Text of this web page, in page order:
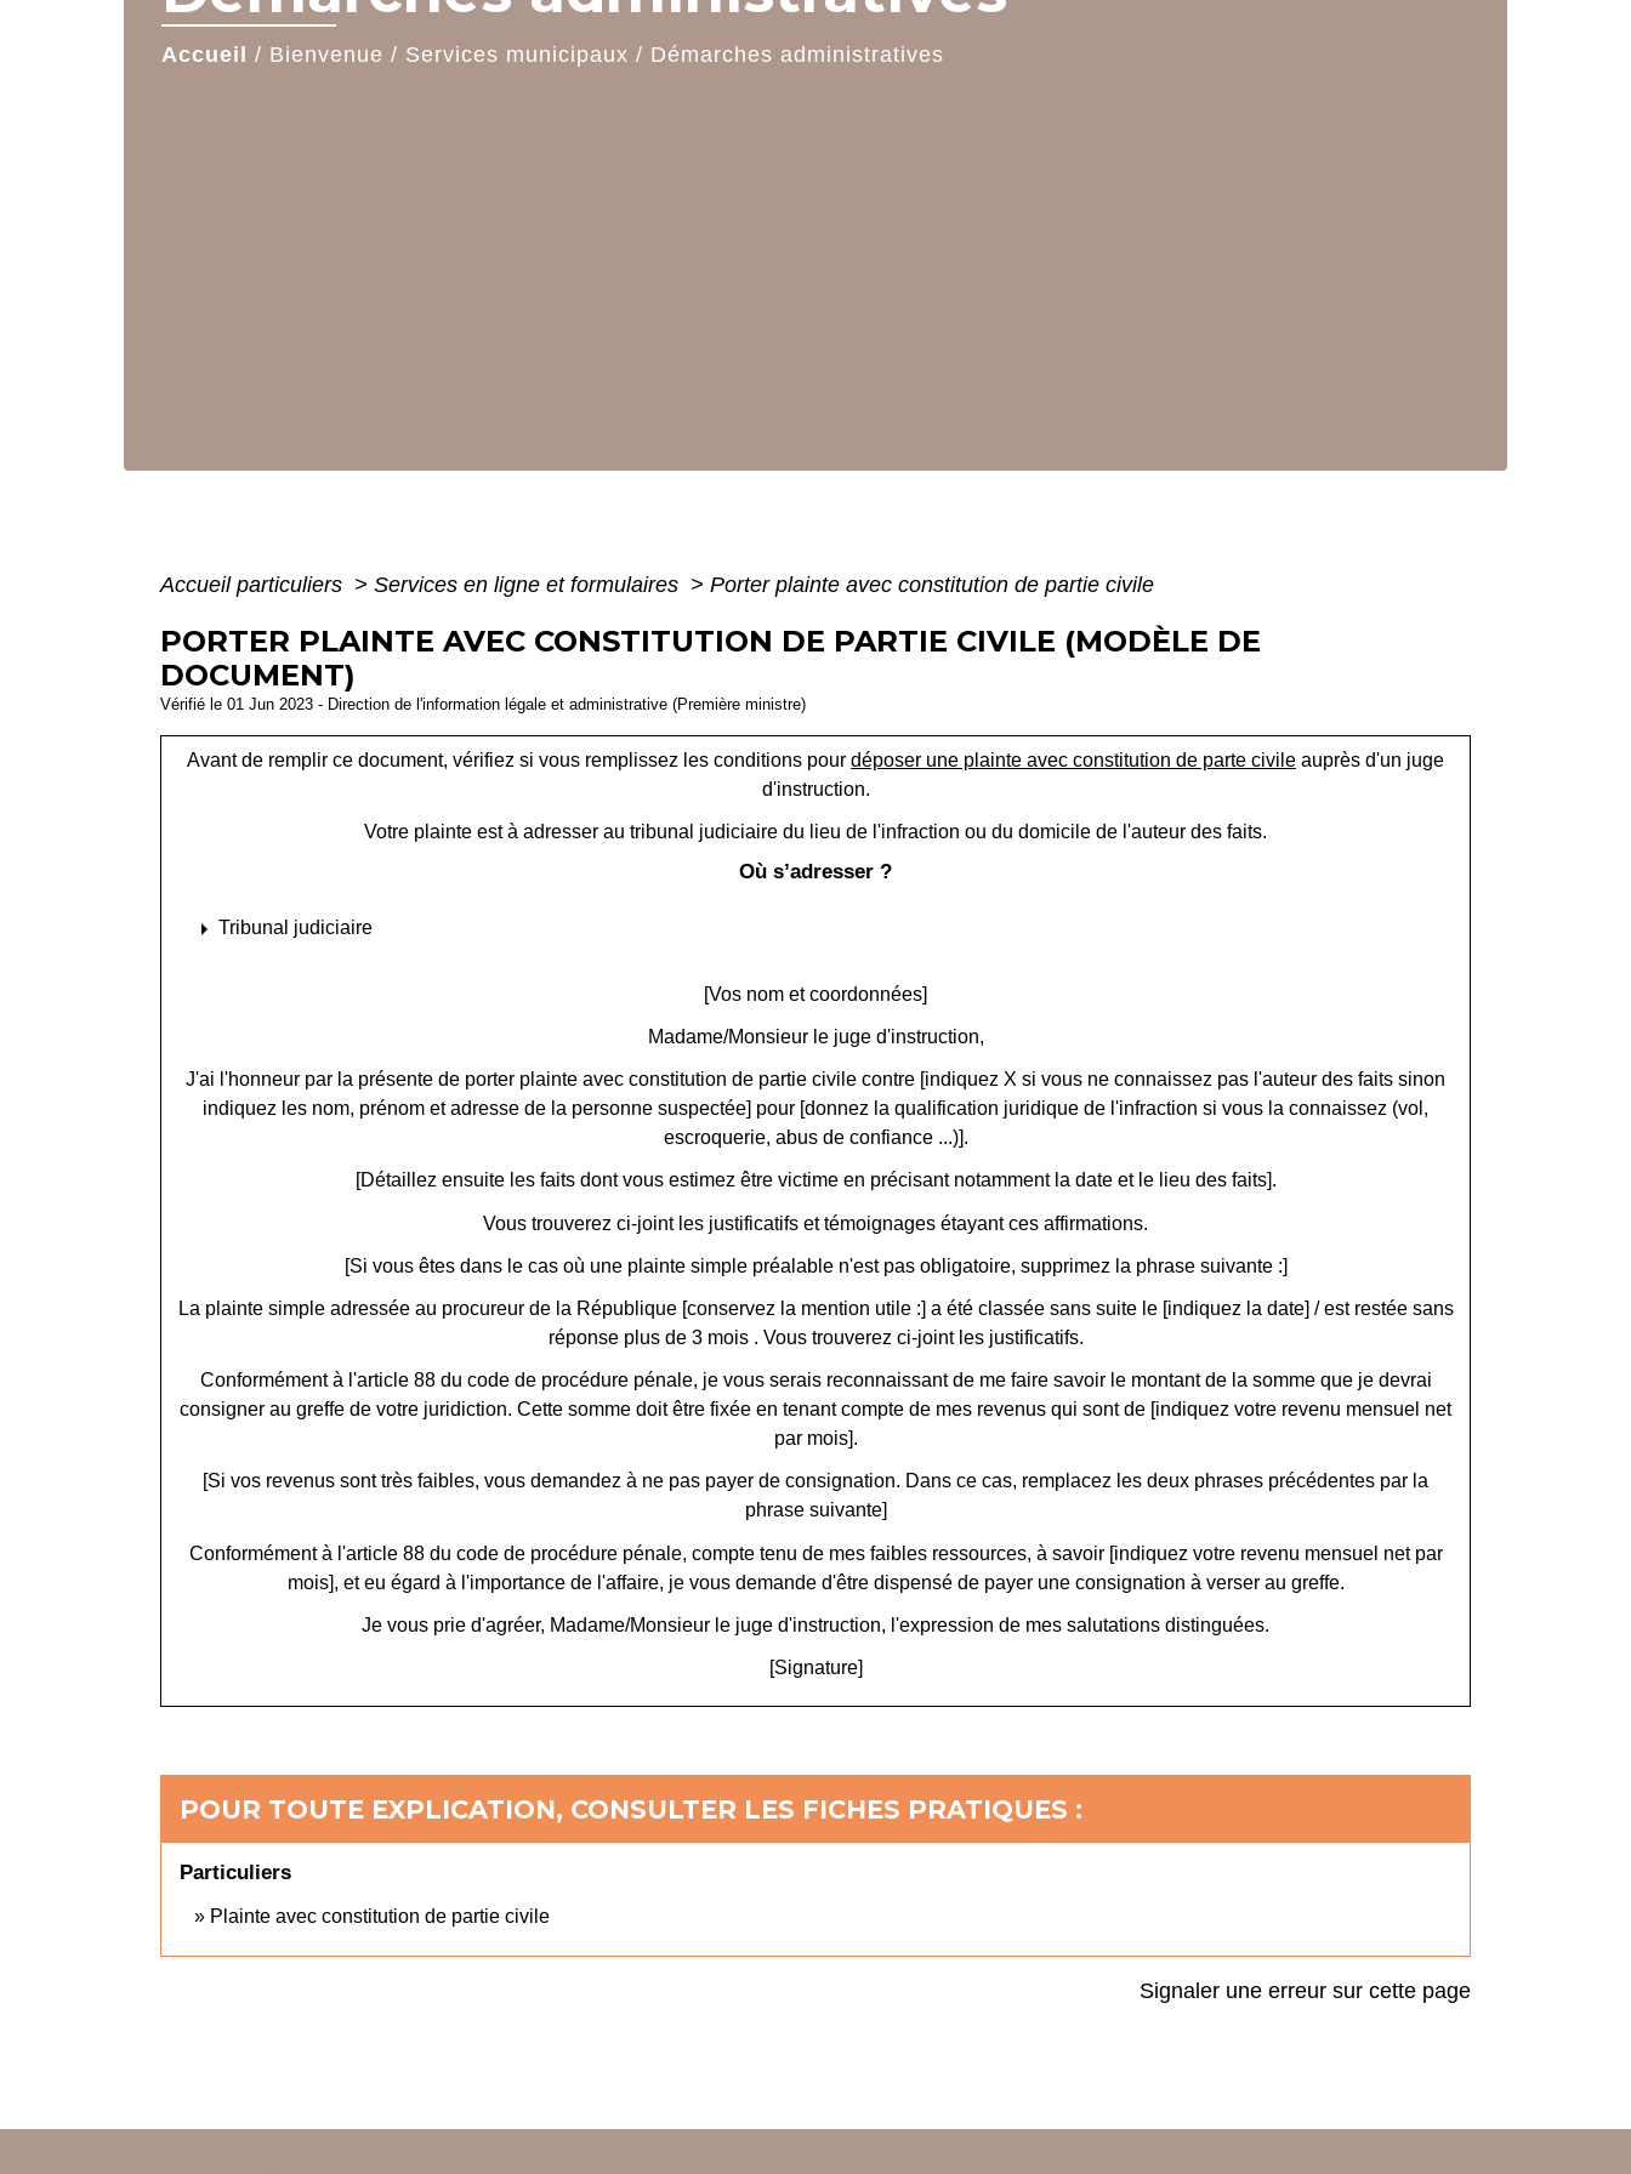
Accueil / Bienvenue / Services municipaux / Démarches administratives
Accueil particuliers > Services en ligne et formulaires > Porter plainte avec constitution de partie civile
PORTER PLAINTE AVEC CONSTITUTION DE PARTIE CIVILE (MODÈLE DE
DOCUMENT)
Vérifié le 01 Jun 2023 - Direction de l'information légale et administrative (Première ministre)
Avant de remplir ce document, vérifiez si vous remplissez les conditions pour déposer une plainte avec constitution de parte civile auprès d'un juge
d'instruction.
Votre plainte est à adresser au tribunal judiciaire du lieu de l'infraction ou du domicile de l'auteur des faits.
Où s’adresser ?
arrow_right Tribunal judiciaire
[Vos nom et coordonnées]
Madame/Monsieur le juge d'instruction,
J'ai l'honneur par la présente de porter plainte avec constitution de partie civile contre [indiquez X si vous ne connaissez pas l'auteur des faits sinon
indiquez les nom, prénom et adresse de la personne suspectée] pour [donnez la qualification juridique de l'infraction si vous la connaissez (vol,
escroquerie, abus de confiance ...)].
[Détaillez ensuite les faits dont vous estimez être victime en précisant notamment la date et le lieu des faits].
Vous trouverez ci-joint les justificatifs et témoignages étayant ces affirmations.
[Si vous êtes dans le cas où une plainte simple préalable n'est pas obligatoire, supprimez la phrase suivante :]
La plainte simple adressée au procureur de la République [conservez la mention utile :] a été classée sans suite le [indiquez la date] / est restée sans
réponse plus de 3 mois . Vous trouverez ci-joint les justificatifs.
Conformément à l'article 88 du code de procédure pénale, je vous serais reconnaissant de me faire savoir le montant de la somme que je devrai
consigner au greffe de votre juridiction. Cette somme doit être fixée en tenant compte de mes revenus qui sont de [indiquez votre revenu mensuel net
par mois].
[Si vos revenus sont très faibles, vous demandez à ne pas payer de consignation. Dans ce cas, remplacez les deux phrases précédentes par la
phrase suivante]
Conformément à l'article 88 du code de procédure pénale, compte tenu de mes faibles ressources, à savoir [indiquez votre revenu mensuel net par
mois], et eu égard à l'importance de l'affaire, je vous demande d'être dispensé de payer une consignation à verser au greffe.
Je vous prie d'agréer, Madame/Monsieur le juge d'instruction, l'expression de mes salutations distinguées.
[Signature]
POUR TOUTE EXPLICATION, CONSULTER LES FICHES PRATIQUES :
Particuliers
Plainte avec constitution de partie civile
Signaler une erreur sur cette page